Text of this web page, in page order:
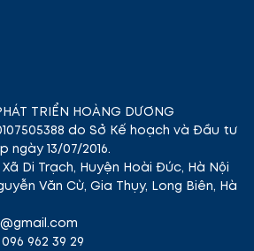
TRIỂN HOÀNG DƯƠNG
do Sở Kế hoạch và Đầu tư
ngày 13/07/2016.
Di Trạch, Huyện Hoài Đức, Hà Nội
Văn Cừ, Gia Thụy, Long Biên, Hà
962 39 29